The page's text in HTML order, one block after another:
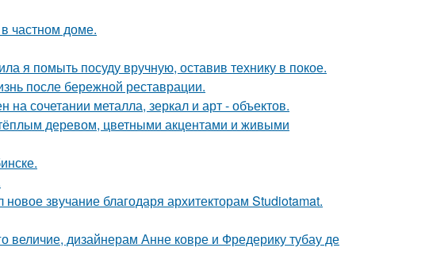
частном доме.
я помыть посуду вручную, оставив технику в покое.
после бережной реставрации.
сочетании металла, зеркал и арт - объектов.
деревом, цветными акцентами и живыми
звучание благодаря архитекторам Studiotamat.
величие, дизайнерам Анне ковре и Фредерику тубау де